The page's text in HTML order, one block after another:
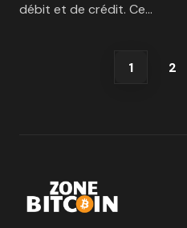
débit et de crédit. Ce…
1 2